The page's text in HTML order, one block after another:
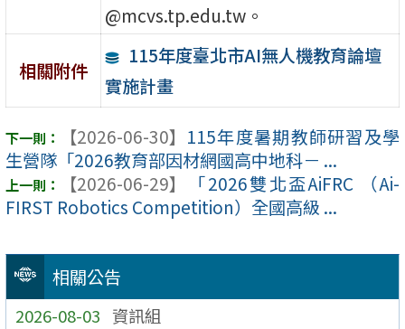
相關公告
2026-08-03 資訊組
@mcvs.tp.edu.tw。
相關附件
115年度臺北市AI無人機教育論壇
實施計畫
【2026-06-30】 115年度暑期教師研習及學
生營隊「2026教育部因材網國高中地科－ ...
【2026-06-29】
「2026雙北盃AiFRC （Ai-
FIRST Robotics Competition）全國高級 ...